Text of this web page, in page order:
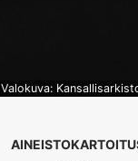
Valokuva: